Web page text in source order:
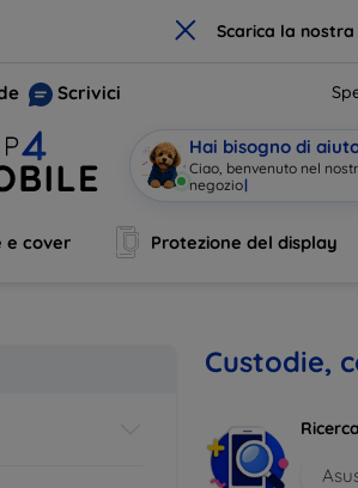
× Scarica la
Scrivici
Hai bisogno di
Ciao, benvenuto |
e cover Protezione del display
Custodie,